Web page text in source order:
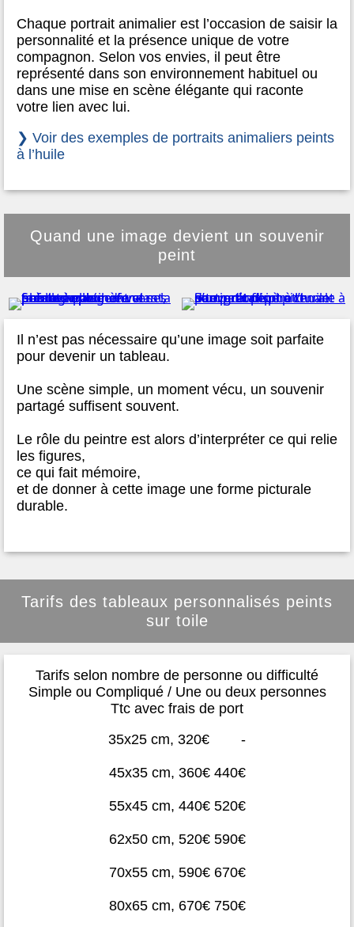
Chaque portrait animalier est l’occasion de saisir la
personnalité et la présence unique de votre
compagnon. Selon vos envies, il peut être
représenté dans son environnement habituel ou
dans une mise en scène élégante qui raconte
votre lien avec lui.
❯ Voir des exemples de portraits animaliers peints
à l’huile
Quand une image devient un souvenir
peint
Il n’est pas nécessaire qu’une image soit parfaite
pour devenir un tableau.
Une scène simple, un moment vécu, un souvenir
partagé suffisent souvent.
Le rôle du peintre est alors d’interpréter ce qui relie
les figures,
ce qui fait mémoire,
et de donner à cette image une forme picturale
durable.
Tarifs des tableaux personnalisés peints
sur toile
Tarifs selon nombre de personne ou difficulté
Simple ou Compliqué / Une ou deux personnes
Ttc avec frais de port
35x25 cm, 320€ -
45x35 cm, 360€ 440€
55x45 cm, 440€ 520€
62x50 cm, 520€ 590€
70x55 cm, 590€ 670€
80x65 cm, 670€ 750€